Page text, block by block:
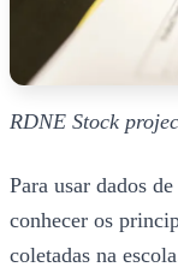
RDNE Stock
Para usar dados
conhecer os
coletadas na